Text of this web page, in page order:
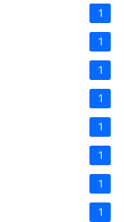
1
1
1
1
1
1
1
1